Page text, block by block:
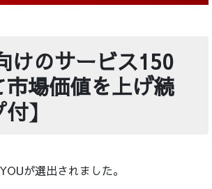
けのサービス150
場価値を上げ続
】
が選出されました。